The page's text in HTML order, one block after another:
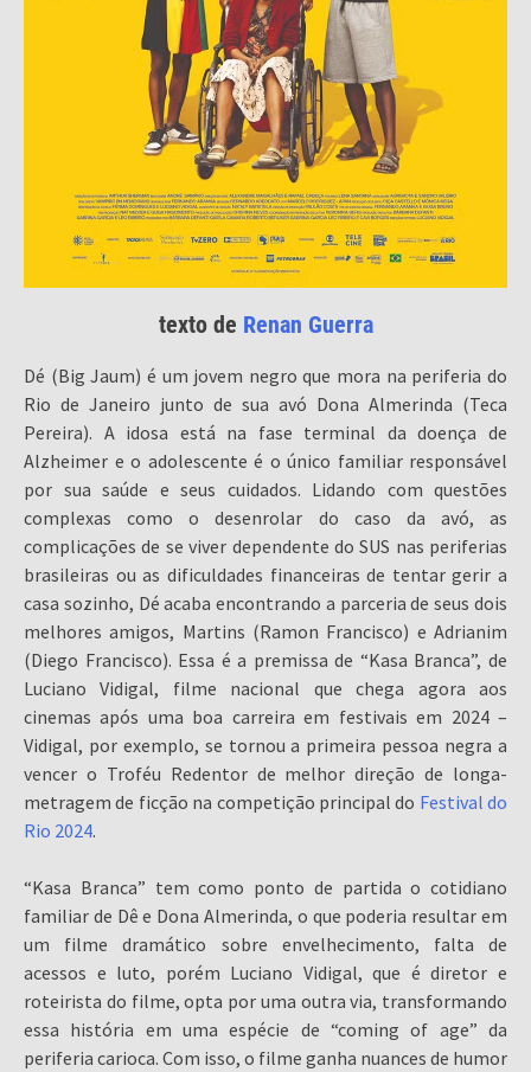
texto de Renan Guerra
Dé (Big Jaum) é um jovem negro que mora na periferia do
Rio de Janeiro junto de sua avó Dona Almerinda (Teca
Pereira). A idosa está na fase terminal da doença de
Alzheimer e o adolescente é o único familiar responsável
por sua saúde e seus cuidados. Lidando com questões
complexas como o desenrolar do caso da avó, as
complicações de se viver dependente do SUS nas periferias
brasileiras ou as dificuldades financeiras de tentar gerir a
casa sozinho, Dé acaba encontrando a parceria de seus dois
melhores amigos, Martins (Ramon Francisco) e Adrianim
(Diego Francisco). Essa é a premissa de “Kasa Branca”, de
Luciano Vidigal, filme nacional que chega agora aos
cinemas após uma boa carreira em festivais em 2024 –
Vidigal, por exemplo, se tornou a primeira pessoa negra a
vencer o Troféu Redentor de melhor direção de longa-
metragem de ficção na competição principal do Festival do
Rio 2024.
“Kasa Branca” tem como ponto de partida o cotidiano
familiar de Dê e Dona Almerinda, o que poderia resultar em
um filme dramático sobre envelhecimento, falta de
acessos e luto, porém Luciano Vidigal, que é diretor e
roteirista do filme, opta por uma outra via, transformando
essa história em uma espécie de “coming of age” da
periferia carioca. Com isso, o filme ganha nuances de humor